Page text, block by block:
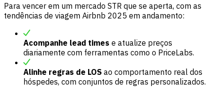
Para vencer em um mercado STR que se aperta, com as
tendências de viagem Airbnb 2025 em andamento:
Acompanhe lead times e atualize preços
diariamente com ferramentas como o PriceLabs.
Alinhe regras de LOS ao comportamento real dos
hóspedes, com conjuntos de regras personalizados.